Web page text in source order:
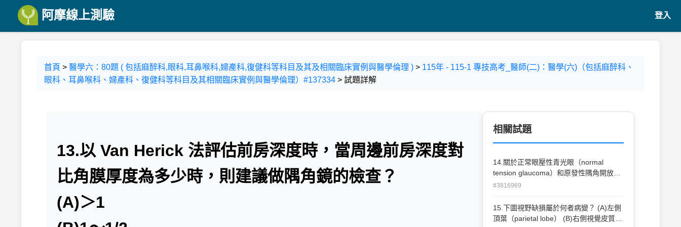
阿摩線上測驗 登入
首頁 > 醫學六：80題 ( 包括麻醉科,眼科,耳鼻喉科,婦產科,復健科等科目及其及相關臨床實例與醫學倫理 ) > 115年 - 115-1 專技高考_醫師(二)：醫學(六)（包括麻醉科、
眼科、耳鼻喉科、婦產科、復健科等科目及其相關臨床實例與醫學倫理）#137334 > 試題詳解
13.以 Van Herick 法評估前房深度時，當周邊前房深度對
比角膜厚度為多少時，則建議做隅角鏡的檢查？
(A)＞1
相關試題
14.關於正常眼壓性青光眼（normal
tension glaucoma）和原發性隅角開放性
青光眼（primary open angle
(A)日本人較歐美人常罹患正常眼壓性青光
眼 (B)正常眼壓性青光眼較常出現視神經
#3816969
15.下圖視野缺損屬於何者病變？ (A)左側
頂葉（parietal lobe） (B)右側視覺皮質